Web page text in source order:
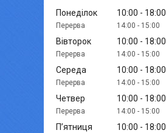
Понеділок 10:00 18:00
14:00 15:00
Вівторок 10:00 18:00
14:00 15:00
Середа 10:00 18:00
14:00 15:00
Четвер 10:00 18:00
14:00 15:00
Пʼятниця 10:00 18:00